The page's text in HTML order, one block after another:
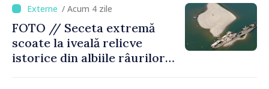
/ Acum 4 zile
FOTO // Seceta extremă
scoate la iveală relicve
istorice din albiile râurilor